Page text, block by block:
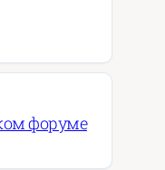
форуме